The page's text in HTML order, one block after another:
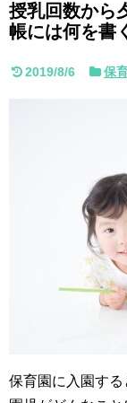
授乳回数から
帳には何を書
2019/8/6 保
保育園に入園する